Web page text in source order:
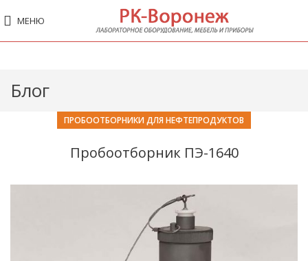
МЕНЮ
Блог
ПРОБООТБОРНИКИ ДЛЯ НЕФТЕПРОДУКТОВ
Пробоотборник ПЭ-1640